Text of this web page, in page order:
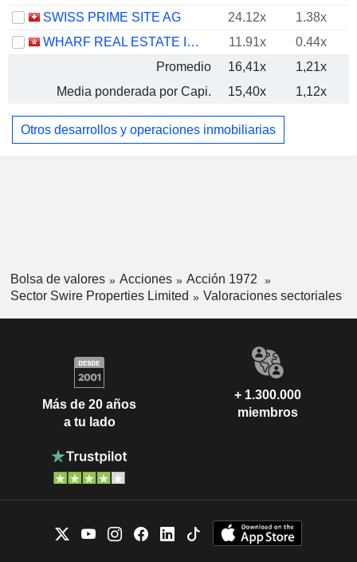
SWISS PRIME SITE AG
24.12x
1.38x
WHARF REAL ESTATE INVESTMENT COMPANY LIMITED
11.91x
0.44x
Promedio
16,41x
1,21x
Media ponderada por Capi.
15,40x 1,12x
Otros desarrollos y operaciones inmobiliarias
Bolsa de valores Acciones
Acción 1972
Sector Swire Properties Limited
Valoraciones sectoriales
Más de 20 años
a tu lado
+ 1.300.000
miembros